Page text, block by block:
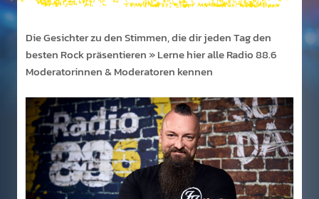
Die Ges­ichter zu den Stimmen, die dir jeden Tag den
besten Rock präs­ent­ieren » Lerne hier alle Radio 88.6
Mod­era­tor­innen & Mod­era­toren kennen